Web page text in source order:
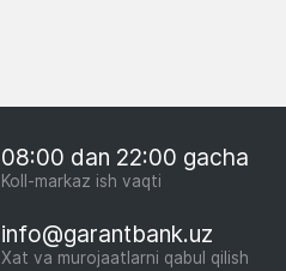
08:00 dan 22:00 gacha
Koll-markaz ish vaqti
info@garantbank.uz
Xat va murojaatlarni qabul qilish